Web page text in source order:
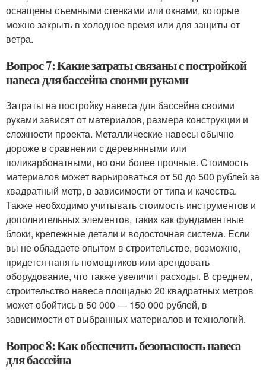
оснащены съемными стенками или окнами, которые
можно закрыть в холодное время или для защиты от
ветра.
Вопрос 7: Какие затраты связаны с постройкой
навеса для бассейна своими руками
Затраты на постройку навеса для бассейна своими
руками зависят от материалов, размера конструкции и
сложности проекта. Металлические навесы обычно
дороже в сравнении с деревянными или
поликарбонатными, но они более прочные. Стоимость
материалов может варьироваться от 50 до 500 рублей за
квадратный метр, в зависимости от типа и качества.
Также необходимо учитывать стоимость инструментов и
дополнительных элементов, таких как фундаментные
блоки, крепежные детали и водосточная система. Если
вы не обладаете опытом в строительстве, возможно,
придется нанять помощников или арендовать
оборудование, что также увеличит расходы. В среднем,
строительство навеса площадью 20 квадратных метров
может обойтись в 50 000 — 150 000 рублей, в
зависимости от выбранных материалов и технологий.
Вопрос 8: Как обеспечить безопасность навеса
для бассейна